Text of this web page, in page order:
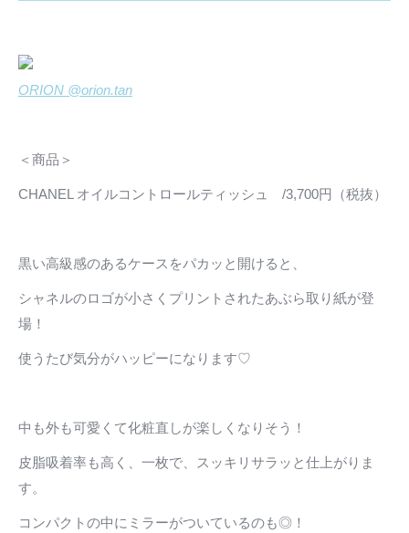
ORION @orion.tan
＜商品＞
CHANEL オイルコントロールティッシュ /3,700円（税抜）
黒い高級感のあるケースをパカッと開けると、
シャネルのロゴが小さくプリントされたあぶら取り紙が登
場！
使うたび気分がハッピーになります♡
中も外も可愛くて化粧直しが楽しくなりそう！
皮脂吸着率も高く、一枚で、スッキリサラッと仕上がりま
す。
コンパクトの中にミラーがついているのも◎！